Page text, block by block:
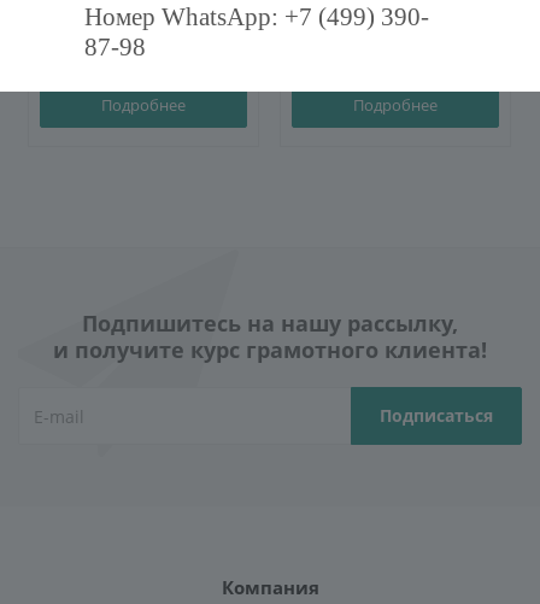
994руб.
Подробнее Подробнее
Подпишитесь на нашу рассылку,
и получите курс грамотного клиента!
Компания
Номер WhatsApp: +7 (499) 390-
87-98